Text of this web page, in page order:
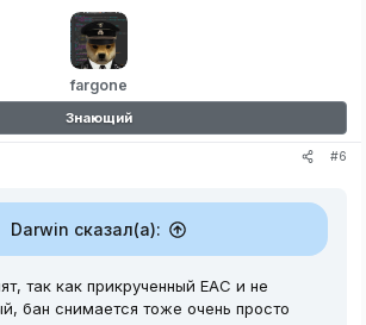
fargone
Знающий
#6
Darwin сказал(а):
так как прикрученный EAC и не
бан снимается тоже очень просто